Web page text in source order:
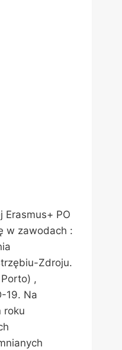
PO
w zawodach :
Zdroju.
,
19. Na
roku